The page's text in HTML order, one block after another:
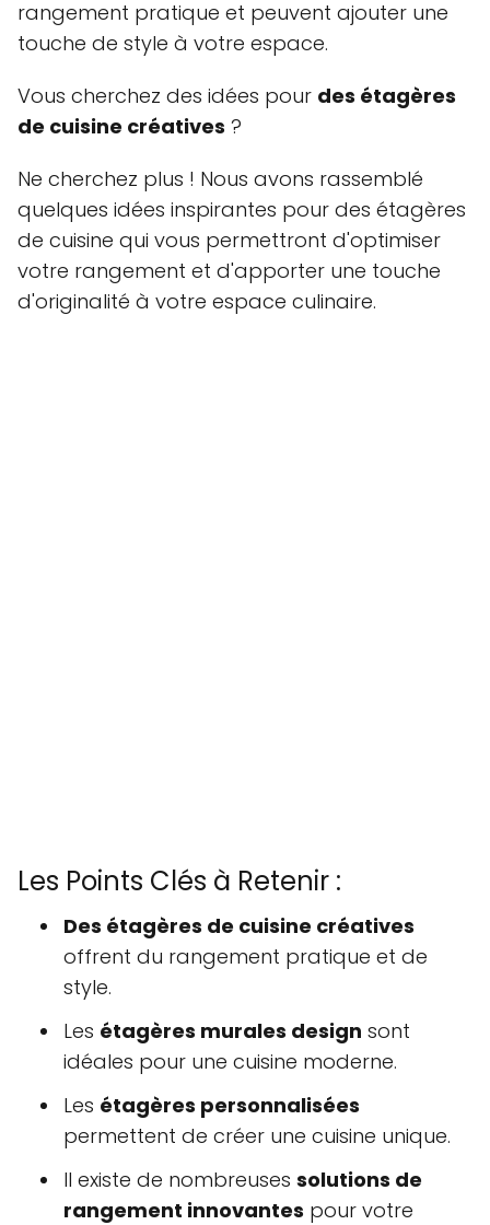
rangement pratique et peuvent ajouter une
touche de style à votre espace.
Vous cherchez des idées pour des étagères
de cuisine créatives ?
Ne cherchez plus ! Nous avons rassemblé
quelques idées inspirantes pour des étagères
de cuisine qui vous permettront d'optimiser
votre rangement et d'apporter une touche
d'originalité à votre espace culinaire.
Les Points Clés à Retenir :
Des étagères de cuisine créatives
offrent du rangement pratique et de
style.
Les étagères murales design sont
idéales pour une cuisine moderne.
Les étagères personnalisées
permettent de créer une cuisine unique.
Il existe de nombreuses solutions de
rangement innovantes pour votre